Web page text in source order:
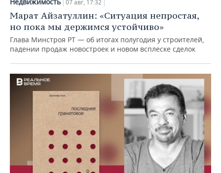
07 авг, 17:32
Марат Айзатуллин: «Ситуация непростая,
но пока мы держимся устойчиво»
Глава Минстроя РТ — об итогах полугодия у строителей,
падении продаж новостроек и новом всплеске сделок